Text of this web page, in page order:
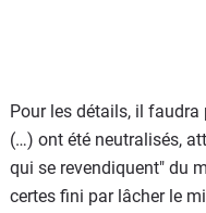
Pour les détails, il faudra
(…) ont été neutralisés,
qui se revendiquent" du
certes fini par lâcher le